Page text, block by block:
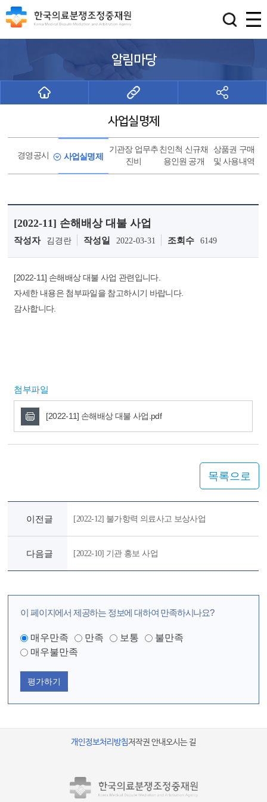
알림마당
사업실명제
경영공시 사업실명제
기관장 업무추
진비
친인척 신규채
용인원 공개
상품권 구매
및 사용내역
[2022-11] 손해배상 대불 사업
작성자 김경란 작성일 2022-03-31 조회수 6149
[2022-11] 손해배상 대불 사업 관련입니다.
자세한 내용은 첨부파일을 참고하시기 바랍니다.
감사합니다.
첨부파일
[2022-11] 손해배상 대불 사업.pdf
목록으로
이전글 [2022-12] 불가항력 의료사고 보상사업
다음글 [2022-10] 기관 홍보 사업
이 페이지에서 제공하는 정보에 대하여 만족하시나요?
매우만족 만족 보통
불만족
매우불만족
평가하기
개인정보처리방침저작권 안내오시는 길